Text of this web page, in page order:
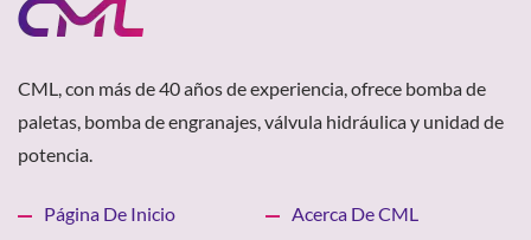
CML, con más de 40 años de experiencia, ofrece bomba de
paletas, bomba de engranajes, válvula hidráulica y unidad de
potencia.
Página De Inicio
Acerca De CML